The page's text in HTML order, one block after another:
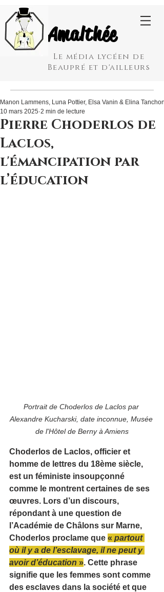
Amalthée
Le média lycéen de
Beaupré et d'ailleurs
Pierre Choderlos de
Laclos,
l'émancipation par
l’éducation
Manon Lammens, Luna Pottier, Elsa Vanin & Elina Tanchon
10 mars 2025 2 min de lecture
Portrait de Choderlos de Laclos par
Alexandre Kucharski, date inconnue, Musée
de l'Hôtel de Berny à Amiens
Choderlos de Laclos, officier et
homme de lettres du 18ème siècle,
est un féministe insoupçonné
comme le montrent certaines de ses
œuvres. Lors d’un discours,
répondant à une question de
l’Académie de Châlons sur Marne,
Choderlos proclame que « partout
où il y a de l’esclavage, il ne peut y
avoir d’éducation ». Cette phrase
signifie que les femmes sont comme
des esclaves dans la société et que